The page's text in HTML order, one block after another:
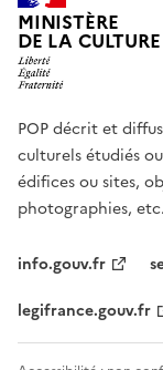
MINISTÈRE
DE LA CULTURE
POP décrit et
culturels étudiés
édifices ou sites,
photographies,
info.gouv.fr
legifrance.gouv.fr